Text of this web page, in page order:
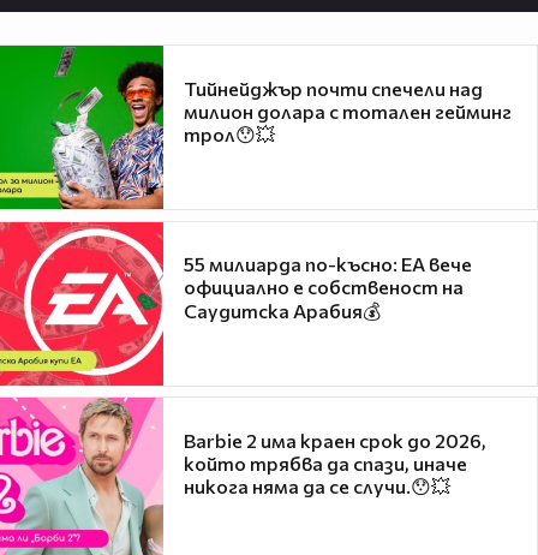
Тийнейджър почти спечели над
милион долара с тотален гейминг
трол😯💥
55 милиарда по-късно: EA вече
официално е собственост на
Саудитска Арабия💰
Barbie 2 има краен срок до 2026,
който трябва да спази, иначе
никога няма да се случи.😯💥